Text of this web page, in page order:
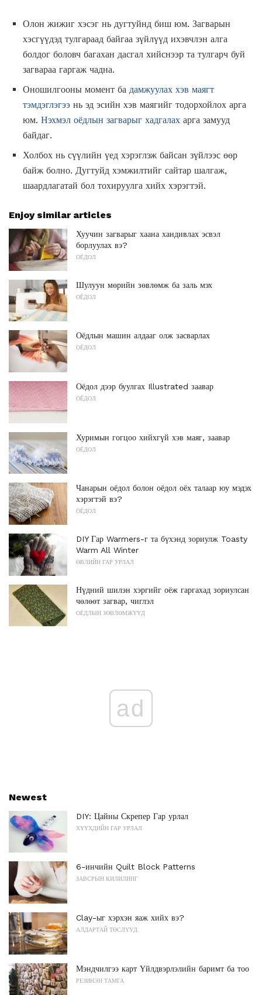
Олон жижиг хэсэг нь дугтуйнд биш юм. Загварын
хэсгүүдэд тулгараад байгаа зүйлүүд ихэвчлэн алга
болдог боловч багахан дасгал хийснээр та тулгарч буй
загвараа гаргаж чадна.
Оношилгооны момент ба дамжуулах хэв маягт
тэмдэглэгээ нь эд эсийн хэв маягийг тодорхойлох арга
юм. Нэхмэл оёдлын загварыг хадгалах арга замууд
байдаг.
Холбох нь сүүлийн үед хэрэглэж байсан зүйлээс өөр
байж болно. Дугтуйд хэмжилтийг сайтар шалгаж,
шаардлагатай бол тохируулга хийх хэрэгтэй.
Enjoy similar articles
Хуучин загварыг хаана хандивлах эсвэл
борлуулах вэ?
ОЁДОЛ
Шулуун мөрийн зөвлөмж ба заль мэх
ОЁДОЛ
Оёдлын машин алдааг олж засварлах
ОЁДОЛ
Оёдол дээр буулгах Illustrated заавар
ОЁДОЛ
Хуримын гогцоо хийхгүй хэв маяг, заавар
ОЁДОЛ
Чанарын оёдол болон оёдол оёх талаар юу мэдэх
хэрэгтэй вэ?
ОЁДОЛ
DIY Гар Warmers-г та бүхэнд зориулж Toasty
Warm All Winter
ӨВЛИЙН ГАР УРЛАЛ
Нүдний шилэн хэргийг оёж гаргахад зориулсан
чөлөөт загвар, чиглэл
ОЁДЛЫН ЗӨВЛӨМЖҮҮД
ad
Newest
DIY: Цайны Скрепер Гар урлал
ХҮҮХДИЙН ГАР УРЛАЛ
6-инчийн Quilt Block Patterns
ЗАВСРЫН КИЛИЛИНГ
Clay-ыг хэрхэн яаж хийх вэ?
АЛДАРТАЙ ТӨСЛҮҮД
Мэндчилгээ карт Үйлдвэрлэлийн баримт ба тоо
РЕЗИНЭН ТАМГА